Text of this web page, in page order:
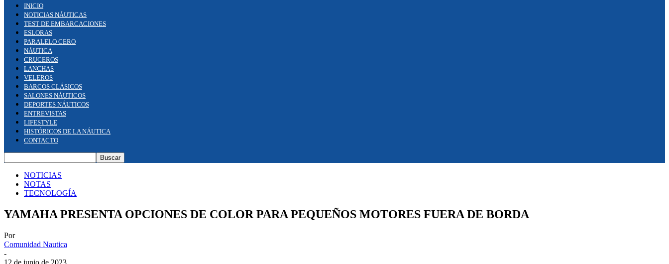
INICIO
NOTICIAS NÁUTICAS
TEST DE EMBARCACIONES
ESLORAS
PARALELO CERO
NÁUTICA
CRUCEROS
LANCHAS
VELEROS
BARCOS CLÁSICOS
SALONES NÁUTICOS
DEPORTES NÁUTICOS
ENTREVISTAS
LIFESTYLE
HISTÓRICOS DE LA NÁUTICA
CONTACTO
NOTICIAS
NOTAS
TECNOLOGÍA
YAMAHA PRESENTA OPCIONES DE COLOR PARA PEQUEÑOS MOTORES FUERA DE BORDA
Por
Comunidad Nautica
-
12 de junio de 2023